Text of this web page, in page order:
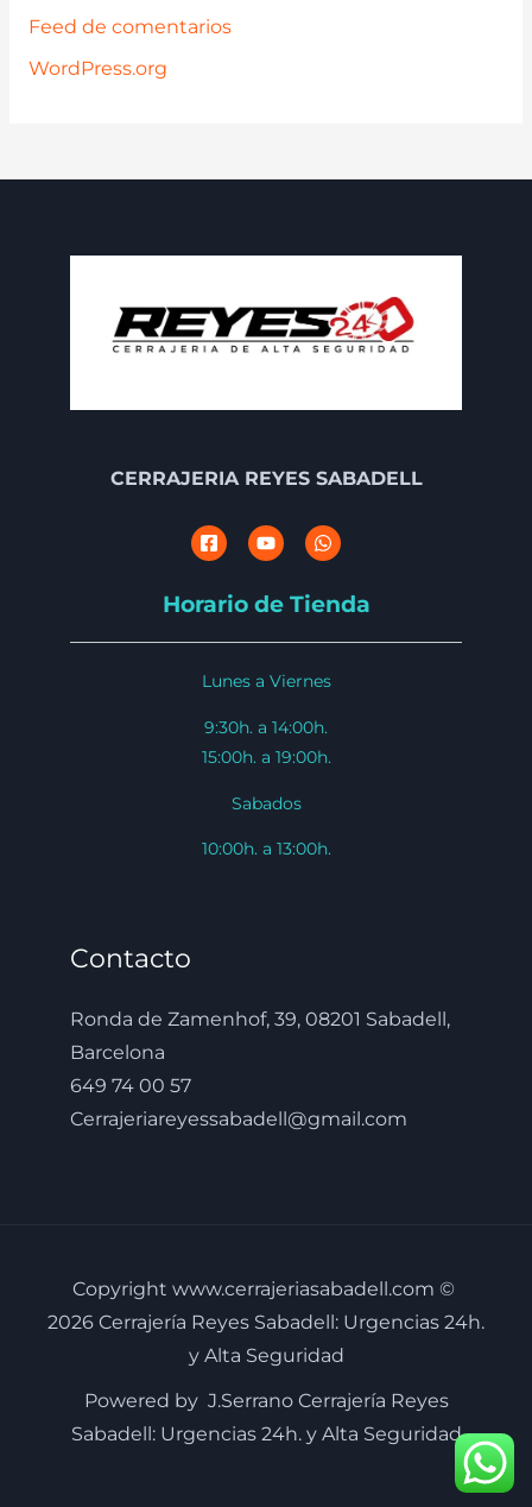
Feed de comentarios
WordPress.org
CERRAJERIA REYES SABADELL
Horario de Tienda
Lunes a Viernes
9:30h. a 14:00h.
15:00h. a 19:00h.
Sabados
10:00h. a 13:00h.
Contacto
Ronda de Zamenhof, 39, 08201 Sabadell,
Barcelona
649 74 00 57
Cerrajeriareyessabadell@gmail.com
Copyright www.cerrajeriasabadell.com ©
2026 Cerrajería Reyes Sabadell: Urgencias 24h.
y Alta Seguridad
Powered by J.Serrano Cerrajería Reyes
Sabadell: Urgencias 24h. y Alta Seguridad